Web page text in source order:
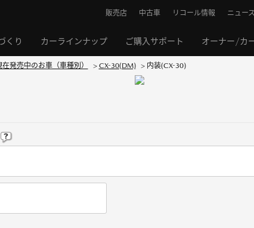
くり カーラインナップ ご購入サポート オーナー/カ
販売店 中古車 リコール情報 ニュー
在発売中のお車（車種別） > CX-30(DM) > 内装(CX-30)